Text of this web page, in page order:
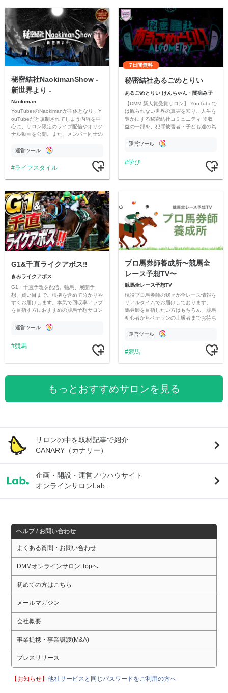
秘密結社NaokimanShow -
新世界より -
Naokiman
YouTuberのNaokimanが主体となり、Y
ouTubeだと規制されてしまう内容を中
心に、サロン限定のライブ配信やオリジ
ナル動画を公開。また、メンバー同士の
ただいています。
運営ツール
ライフスタイル
7日間無料
秘密結社あるごめとりい
あるごめとりい けんちゃん・闇病み子
【DMM 新人賞受賞サロン】 YouTubeで
は観られない世界の真実を知り、人生を
豊かにする秘密結社コミュニティ ※収
益の一部を、犯罪被害者・子ども達の為
す運営ツール
学び
G1&千直ライクアボス‼️
きみライクアボス
G1・千直予想を配信。軸馬、展開予
想、買い目まで、根拠を含めて分かりや
すくお届けします。本気で回収率アップ
を目指す方におすすめの競馬予想サロン
運営ツール
競馬
プロ馬券師養成所〜競馬全
レース予想TV〜
競馬全レース予想TV
現役プロ馬券師の我々が全レース情報を
リアルタイムでお届けしております。
馬券師を目指したい方はもちろん、競馬
初心者からベテランの上級者までお待ち
運営ツール
競馬
もっとおすすめサロンを見る
サロンの中を取材記事で紹介
CANARY（カナリー）
企画・開設・運営ノウハウサイト
オンラインサロンLab.
ヘルプ / お問い合わせ
よくある質問・お問い合わせ
DMMオンラインサロン Topへ
初めての方はこちら
メールマガジン
会社概要
事業提携・事業譲渡(M&A)
プレスリリース
【お知らせ】他社サービスと同じパスワードをご利用の方へ